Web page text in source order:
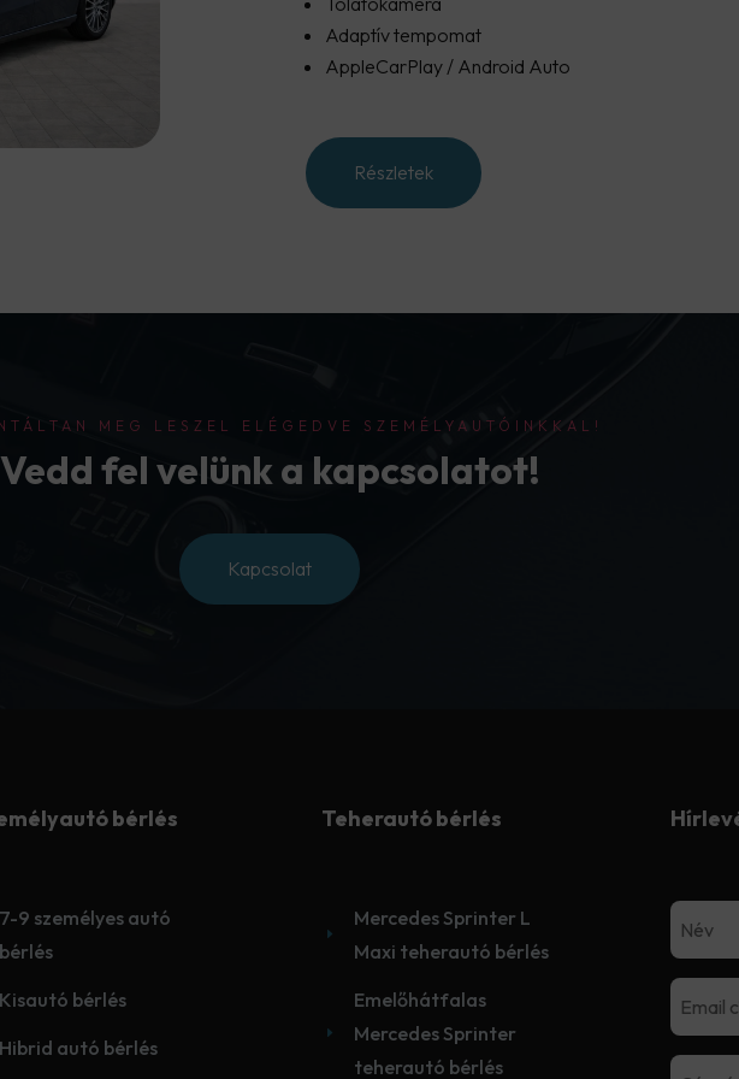
Adaptív tempomat
AppleCarPlay / Android Auto
Részletek
MEG LESZEL ELÉGEDVE SZEMÉLYAUTÓINKKAL!
Vedd fel velünk a kapcsolatot!
Kapcsolat
bérlés
7-9 személyes autó
bérlés
Kisautó bérlés
Hibrid autó bérlés
Teherautó bérlés
E
Mercedes Sprinter L
Maxi teherautó bérlés
E
Emelőhátfalas
Mercedes Sprinter
teherautó bérlés